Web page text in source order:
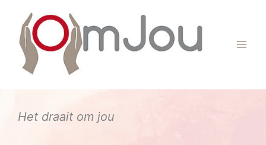
inhoud
Het draait om jou